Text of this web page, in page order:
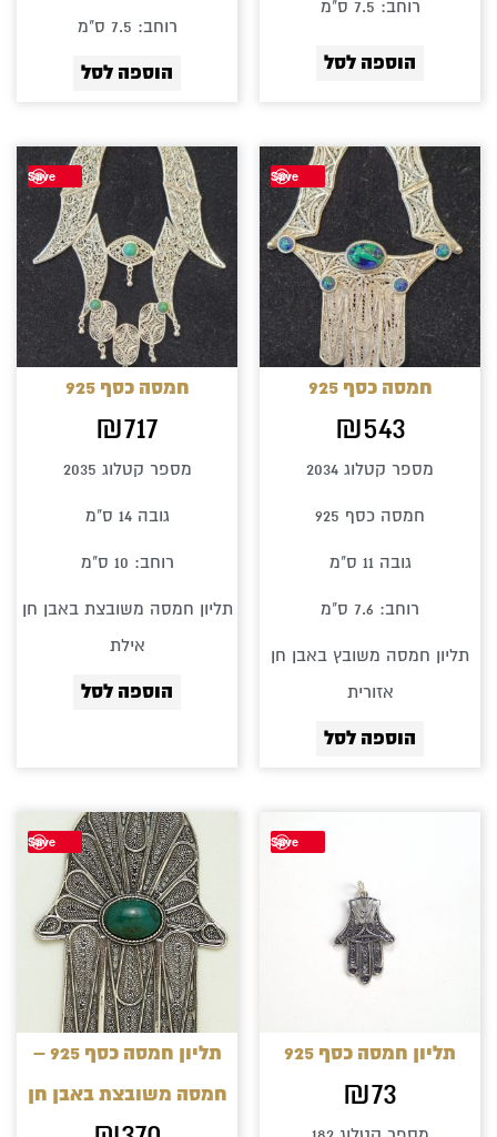
רוחב: 7.5 ס"מ
הוספה לסל
רוחב: 7.5 ס"מ
הוספה לסל
Save
חמסה כסף 925
₪543
מספר קטלוג 2034
חמסה כסף 925
גובה 11 ס"מ
רוחב: 7.6 ס"מ
תליון חמסה משובץ באבן חן
אזורית
הוספה לסל
Save
חמסה כסף 925
₪717
מספר קטלוג 2035
גובה 14 ס"מ
רוחב: 10 ס"מ
תליון חמסה משובצת באבן חן
אילת
הוספה לסל
Save
תליון חמסה כסף 925
₪73
Save
תליון חמסה כסף 925 –
חמסה משובצת באבן חן
למוצר
יש
מספר
לבחור
את